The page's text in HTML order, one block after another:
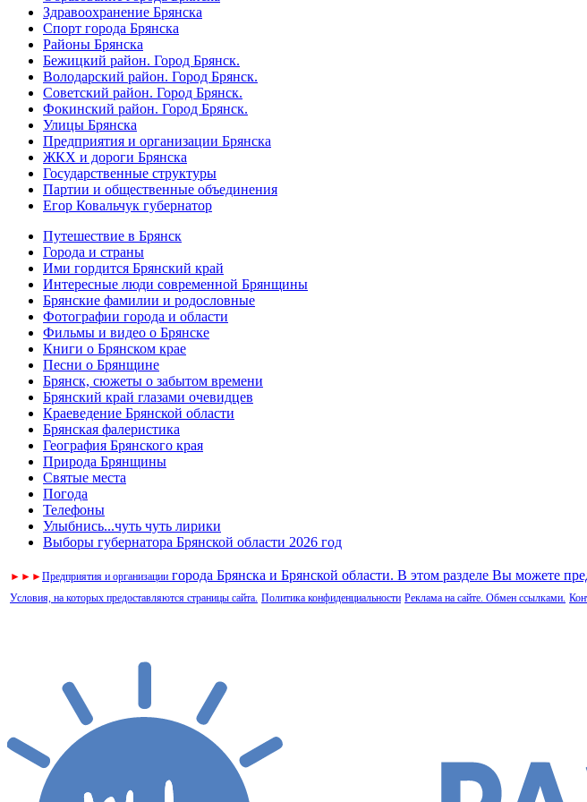
Здравоохранение Брянска
Спорт города Брянска
Районы Брянска
Бежицкий район. Город Брянск.
Володарский район. Город Брянск.
Советский район. Город Брянск.
Фокинский район. Город Брянск.
Улицы Брянска
Предприятия и организации Брянска
ЖКХ и дороги Брянска
Государственные структуры
Партии и общественные объединения
Егор Ковальчук губернатор
Путешествие в Брянск
Города и страны
Ими гордится Брянский край
Интересные люди современной Брянщины
Брянские фамилии и родословные
Фотографии города и области
Фильмы и видео о Брянске
Книги о Брянском крае
Песни о Брянщине
Брянск, сюжеты о забытом времени
Брянский край глазами очевидцев
Краеведение Брянской области
Брянская фалеристика
География Брянского края
Природа Брянщины
Святые места
Погода
Телефоны
Улыбнись...чуть чуть лирики
Выборы губернатора Брянской области 2026 год
► ► ►Предприятия и организации города Брянска и Брянской области. В этом разделе Вы можете
Условия, на которых предоставляются страницы сайта. Политика конфиденциальности Реклама на сайте. Обмен ссылками.